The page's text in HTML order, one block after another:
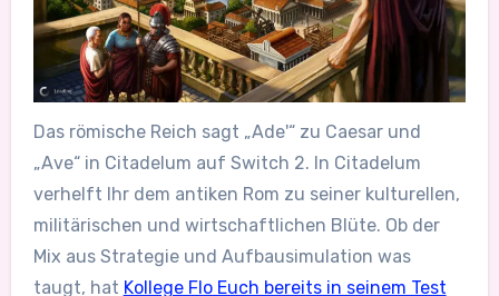
Das römische Reich sagt „Ade'“ zu Caesar und
„Ave“ in Citadelum auf Switch 2. In Citadelum
verhelft Ihr dem antiken Rom zu seiner kulturellen,
militärischen und wirtschaftlichen Blüte. Ob der
Mix aus Strategie und Aufbausimulation was
taugt, hat Kollege Flo Euch bereits in seinem Test